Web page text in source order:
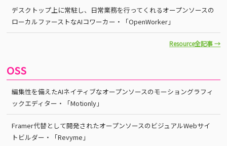
デスクトップ上に常駐し、日常業務を行ってくれるオープンソースの
ローカルファーストなAIコワーカー・「OpenWorker」
Resource全記事 →
OSS
編集性を備えたAIネイティブなオープンソースのモーショングラフィ
ックエディター・「Motionly」
Framer代替として開発されたオープンソースのビジュアルWebサイ
トビルダー・「Revyme」